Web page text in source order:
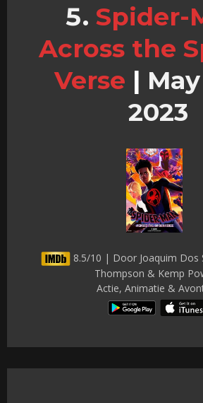
Spider-
Across the
Verse |
2023
8.5/10 | Door Joaquim Dos
Thompson & Kemp
Actie, Animatie &